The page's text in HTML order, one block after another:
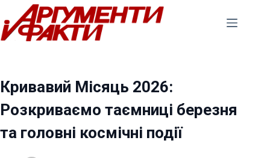
Перейти
до
вмісту
Кривавий Місяць 2026:
Розкриваємо таємниці березня
та головні космічні події